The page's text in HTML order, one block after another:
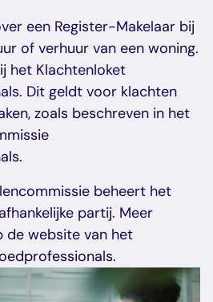
een Register-Makelaar bij
of verhuur van een woning.
het Klachtenloket
Dit geldt voor klachten
zoals beschreven in het
.
beheert het
partij. Meer
de website van het
.